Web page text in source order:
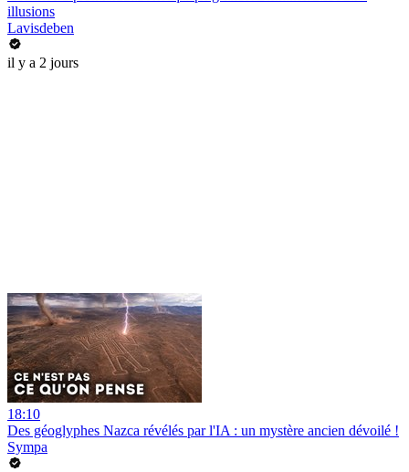
illusions
Lavisdeben
il y a 2 jours
18:10
Des géoglyphes Nazca révélés par l'IA : un mystère ancien dévoilé !
Sympa